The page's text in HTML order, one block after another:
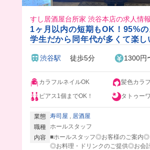
すし居酒屋台所家 渋谷本店の求人情報
1ヶ月以内の短期もOK！95%
学生だから同年代が多くて楽し
渋谷駅 徒歩5分 1300円
カラフルネイルOK
髪色カラ
ピアス1個までOK！
タトゥー
業態 寿司屋 , 居酒屋
職種 ホールスタッフ
内容 ■ホールスタッフ◎お客様のご案内◎
◎お料理・ドリンクのご提供◎お会